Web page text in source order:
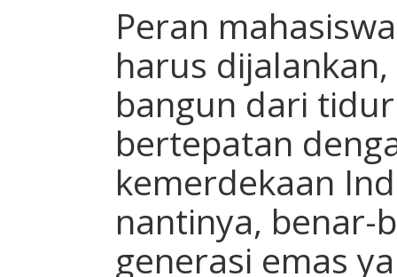
Peran
harus
bangun dari
bertepatan
kemerdekaan
nantinya, benar-
generasi emas